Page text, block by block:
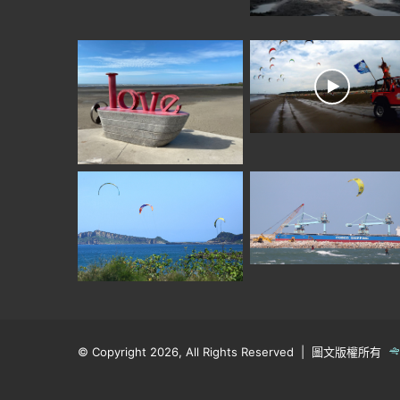
© Copyright 2026, All Rights Reserved | 圖文版權所有